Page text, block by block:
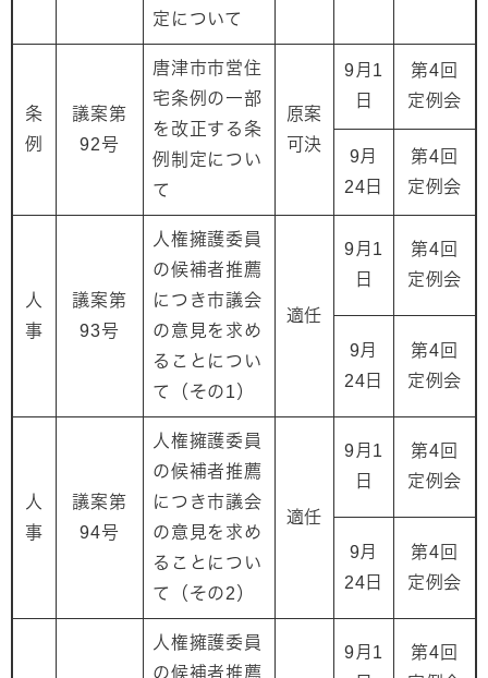
定について
条
例
議案第
92号
唐津市市営住
宅条例の一部
を改正する条
例制定につい
て
原案
可決
9月1
日
第4回
定例会
9月
24日
第4回
定例会
人
事
議案第
93号
人権擁護委員
の候補者推薦
につき市議会
の意見を求め
ることについ
て（その1）
適任
9月1
日
第4回
定例会
9月
24日
第4回
定例会
人
事
議案第
94号
人権擁護委員
の候補者推薦
につき市議会
の意見を求め
ることについ
て（その2）
適任
9月1
日
第4回
定例会
9月
24日
第4回
定例会
人権擁護委員
の候補者推薦
9月1
第4回